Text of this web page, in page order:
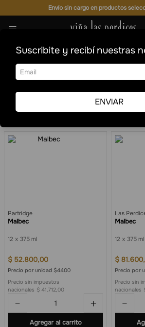
Envío sin cargo en productos
Formatos especiales 375 ml
375 ml
Ordenar por Fecha de
release
Partridge
Malbec
12 375 ml
$ 52.800,00
Precio por unidad $4400
Precio sin impuestos
nacionales $ 41.712,00
＋
－
Agregar al carrito
Las
Malbec
12 375 ml
$ 81.600,
Precio por
Precio sin
nacionales
－
Suscribite y recibí nuestras
ENVIAR